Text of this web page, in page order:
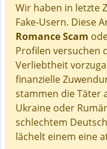
Wir haben in letzte
Fake-Usern. Diese
Romance Scam
Profilen versuchen
Verliebtheit
finanzielle
stammen die Täter
Ukraine oder
schlechtem
lächelt einem eine